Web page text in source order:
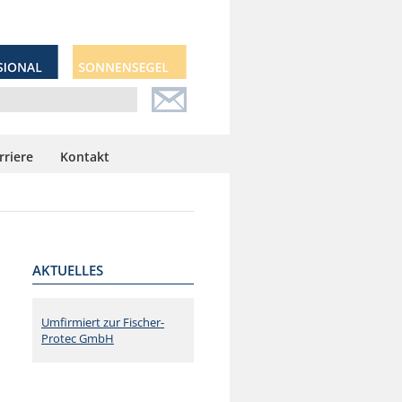
Kontakt
AKTUELLES
Umfirmiert zur Fischer-
Protec GmbH